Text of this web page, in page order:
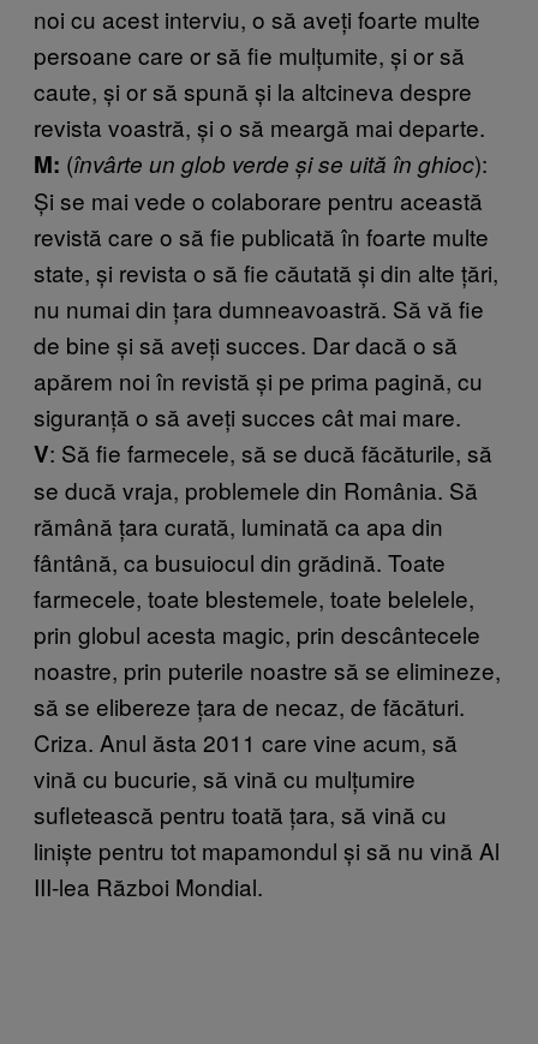
noi cu acest interviu, o să aveți foarte multe
persoane care or să fie mulțumite, și or să
caute, și or să spună și la altcineva despre
revista voastră, și o să meargă mai departe.
M: (învârte un glob verde și se uită în ghioc):
Și se mai vede o colaborare pentru această
revistă care o să fie publicată în foarte multe
state, și revista o să fie căutată și din alte țări,
nu numai din țara dumneavoastră. Să vă fie
de bine și să aveți succes. Dar dacă o să
apărem noi în revistă și pe prima pagină, cu
siguranță o să aveți succes cât mai mare.
V: Să fie farmecele, să se ducă făcăturile, să
se ducă vraja, problemele din România. Să
rămână țara curată, luminată ca apa din
fântână, ca busuiocul din grădină. Toate
farmecele, toate blestemele, toate belelele,
prin globul acesta magic, prin descântecele
noastre, prin puterile noastre să se elimineze,
să se elibereze țara de necaz, de făcături.
Criza. Anul ăsta 2011 care vine acum, să
vină cu bucurie, să vină cu mulțumire
sufletească pentru toată țara, să vină cu
liniște pentru tot mapamondul și să nu vină Al
III-lea Război Mondial.